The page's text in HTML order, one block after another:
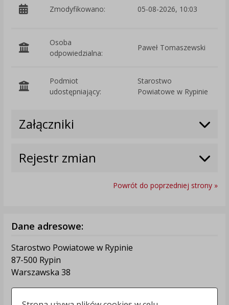
Zmodyfikowano: 05-08-2026, 10:03
Osoba
odpowiedzialna:
Paweł Tomaszewski
Podmiot
udostępniający:
Starostwo
Powiatowe w Rypinie
Załączniki
Rejestr zmian
Powrót do poprzedniej strony »
Dane adresowe:
Starostwo Powiatowe w Rypinie
87-500 Rypin
Warszawska 38
Kontakt: